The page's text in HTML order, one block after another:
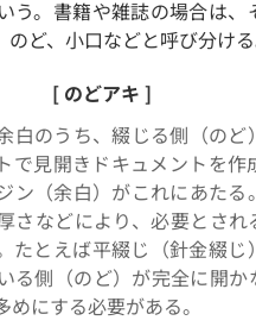
う。書籍や雑誌の場合は、
ど、小口などと呼び分ける
[ のどアキ ]
白のうち、綴じる側（のど
で見開きドキュメントを作
ン（余白）がこれにあたる
さなどにより、必要とされ
たとえば平綴じ（針金綴じ
る側（のど）が完全に開か
にする必要がある。